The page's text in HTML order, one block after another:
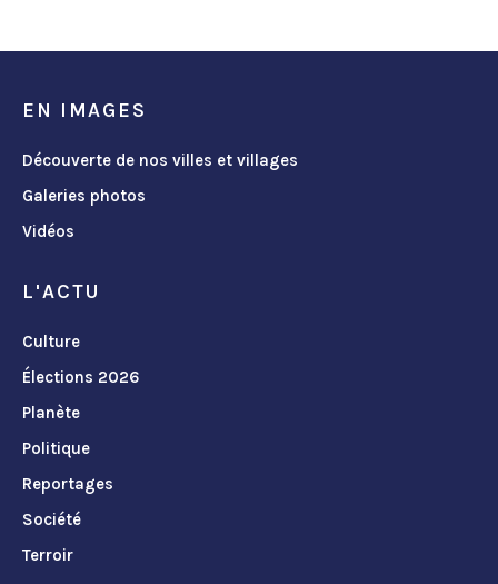
EN IMAGES
Découverte de nos villes et villages
Galeries photos
Vidéos
L'ACTU
Culture
Élections 2026
Planète
Politique
Reportages
Société
Terroir